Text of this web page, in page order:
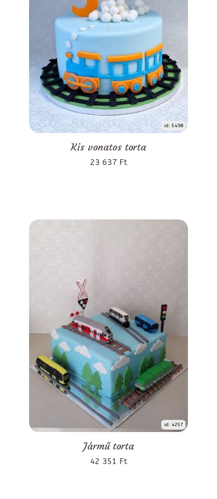
id: 5498
Kis vonatos torta
23 637 Ft
id: 4257
Jármű torta
42 351 Ft